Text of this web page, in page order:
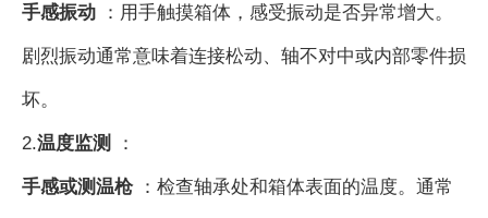
手感振动：用手触摸箱体，感受振动是否异常增大。
剧烈振动通常意味着连接松动、轴不对中或内部零件损
坏。
2.温度监测 ：
手感或测温枪：检查轴承处和箱体表面的温度。通常